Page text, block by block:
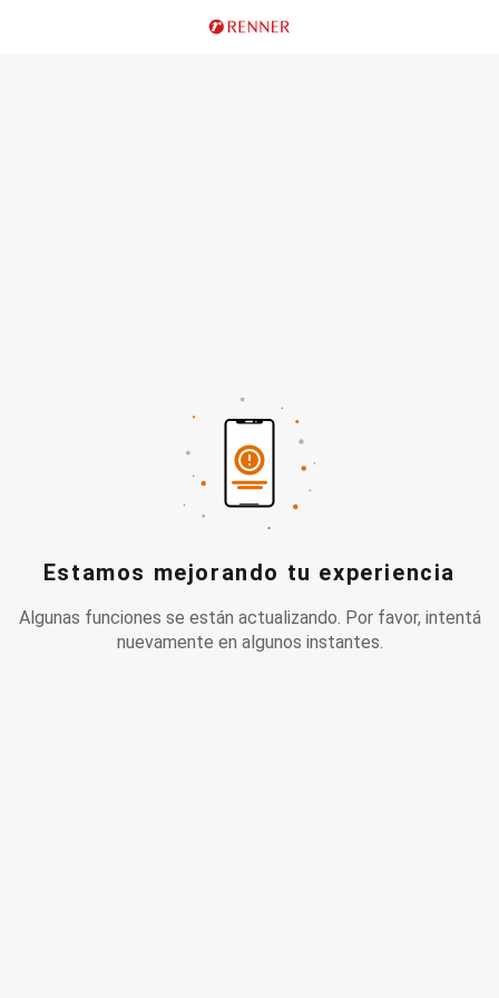
Estamos mejorando tu experiencia
Algunas funciones se están actualizando. Por favor, intentá
nuevamente en algunos instantes.